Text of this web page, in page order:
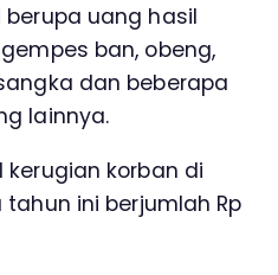
uang hasil
ban, obeng,
dan beberapa
lainnya.
korban di
ini berjumlah Rp